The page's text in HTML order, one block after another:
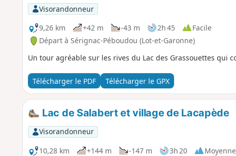
Visorandonneur
9,26 km
+42 m -43 m 2h 45
Facile
Départ à Sérignac-Péboudou (Lot-et-Garonne)
Un tour agréable sur les rives du Lac des Grassouettes qui
Télécharger le PDF Télécharger le GPX
Lac de Salabert et village de Lacapède
Visorandonneur
10,28 km
+144 m -147 m 3h 20 Moyenne